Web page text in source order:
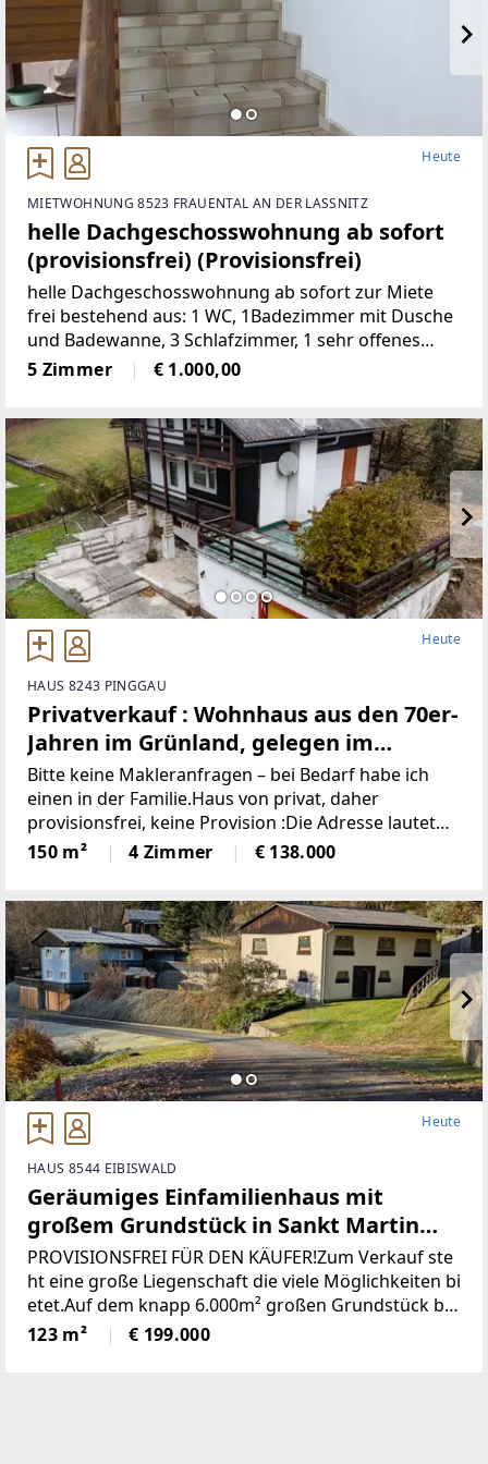
Heute
MIETWOHNUNG 8523 FRAUENTAL AN DER LASSNITZ
helle Dachgeschosswohnung ab sofort
(provisionsfrei) (Provisionsfrei)
helle Dachgeschosswohnung ab sofort zur Miete
frei bestehend aus: 1 WC, 1Badezimmer mit Dusche
und Badewanne, 3 Schlafzimmer, 1 sehr offenes
Wohnzimmermit Balkon und Kachelofen, 1 voll
möbelierte Küche, 1 Abstellraum,
5 Zimmer € 1.000,00
Heute
HAUS 8243 PINGGAU
Privatverkauf : Wohnhaus aus den 70er-
Jahren im Grünland, gelegen im
idyllischen Wechselgebiet
(Provisionsfrei)
Bitte keine Makleranfragen – bei Bedarf habe ich
einen in der Familie.Haus von privat, daher
provisionsfrei, keine Provision :Die Adresse lautet
“8243 Pinggau, Wiesenhöf 43“. Achtung : in
manchen Navis(auch
150 m² 4 Zimmer € 138.000
Heute
HAUS 8544 EIBISWALD
Geräumiges Einfamilienhaus mit
großem Grundstück in Sankt Martin
(Provisionsfrei)
PROVISIONSFREI FÜR DEN KÄUFER!Zum Verkauf ste
ht eine große Liegenschaft die viele Möglichkeiten bi
etet.Auf dem knapp 6.000m² großen Grundstück be
findet sich ein Wohngebäude bestehend aus derzeit
zwei getrennten Wohnungen, einem großen zweist
123 m² € 199.000